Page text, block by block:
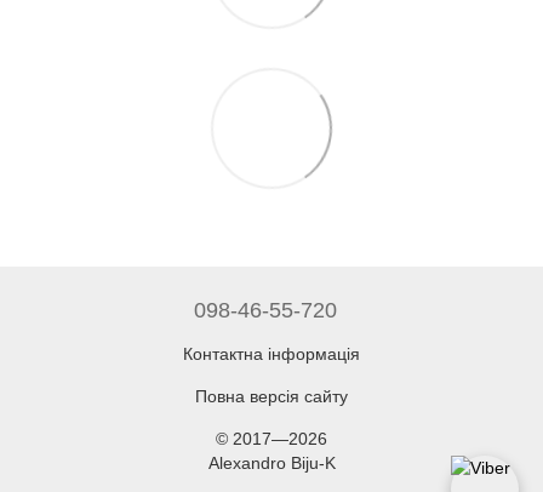
098-46-55-720
Контактна інформація
Повна версія сайту
© 2017—2026
Alexandro Biju-K